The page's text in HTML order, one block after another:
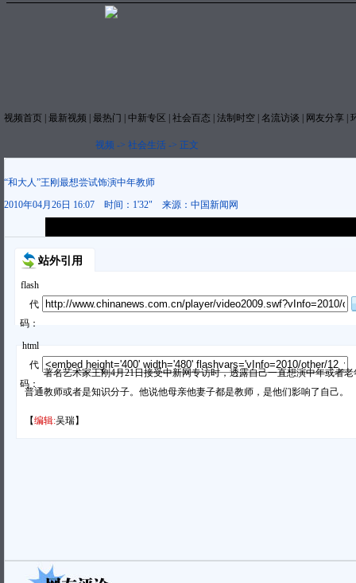
视频首页 最新视频 最热门 中新专区 社会百态 法制时空 名流访谈 网友分享
视频 -> 社会生活 -> 正文
“和大人”王刚最想尝试饰演中年教师
2010年04月26日 16:07
时间： 1'32" 来源： 中国新闻网
站外引用
flash
代
码：
html
代
码：
著名艺术家王刚4月21日接受中新网专访时，透露自己一直想演中年或者老
普通教师或者是知识分子。他说他母亲他妻子都是教师，是他们影响了自己。
【编辑:吴瑞】